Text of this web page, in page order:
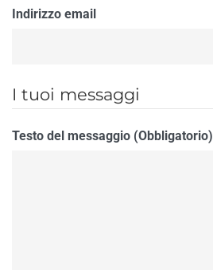
Indirizzo email
I tuoi messaggi
Testo del messaggio (Obbligatorio)